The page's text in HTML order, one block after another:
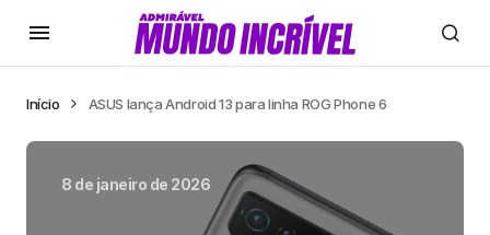
Início ASUS lança Android 13 para linha ROG Phone 6
8 de janeiro de 2026